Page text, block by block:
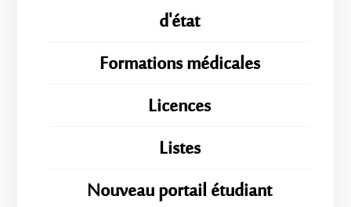
d'état
Formations médicales
Licences
Listes
Nouveau portail étudiant